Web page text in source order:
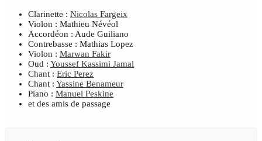
Clarinette : Nicolas Fargeix
Violon : Mathieu Névéol
Accordéon : Aude Guiliano
Contrebasse : Mathias Lopez
Violon : Marwan Fakir
Oud : Youssef Kassimi Jamal
Chant : Eric Perez
Chant : Yassine Benameur
Piano : Manuel Peskine
et des amis de passage